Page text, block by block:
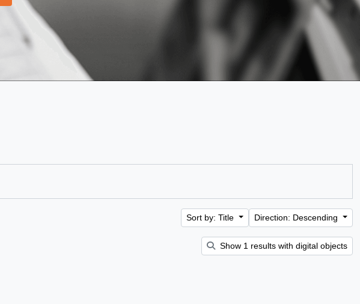
Sort by: Title Direction: Descending
Show 1 results with digital objects